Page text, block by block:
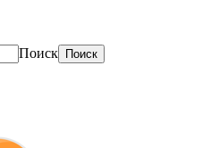
Поиск